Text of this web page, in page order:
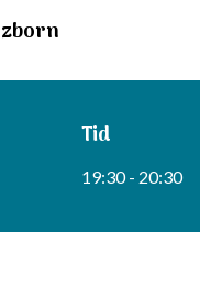
Tid
19:30 - 20:30